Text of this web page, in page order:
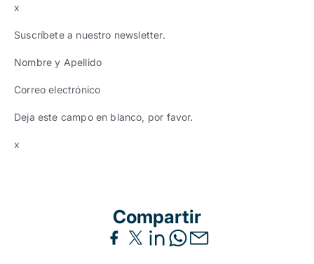
x
Suscríbete a nuestro newsletter.
Nombre y Apellido
Correo electrónico
Deja este campo en blanco, por favor.
x
Compartir